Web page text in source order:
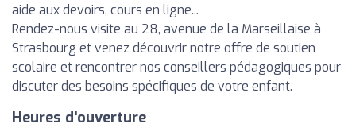
aide aux devoirs, cours en ligne...
Rendez-nous visite au 28, avenue de la Marseillaise à
Strasbourg et venez découvrir notre offre de soutien
scolaire et rencontrer nos conseillers pédagogiques pour
discuter des besoins spécifiques de votre enfant.
Heures d'ouverture